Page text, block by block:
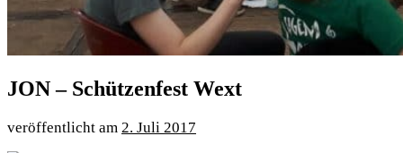
JON – Schützenfest Wext
2. Juli 2017